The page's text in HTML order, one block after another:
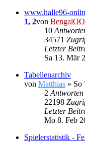
www.halle96-
1, 2von BengalOO
10
34571
Letzter
Sa 13. Mär
Tabellenarchiv
von Matthias » So
2 Antworten
22198
Letzter
Mo 8. Feb
Spielerstatistik -